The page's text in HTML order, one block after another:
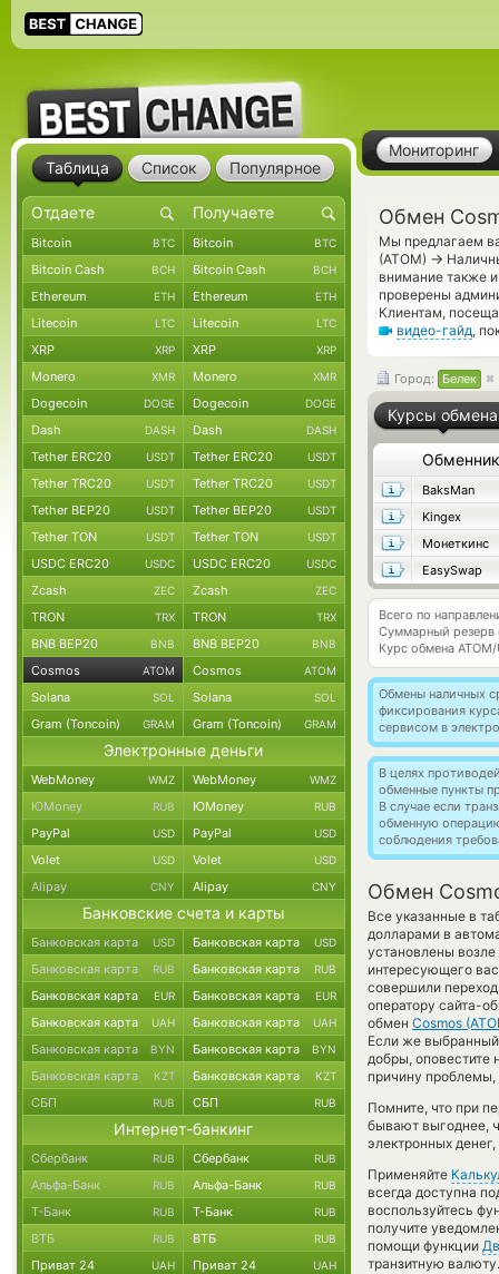
Мониторинг
Обмен
Мы предлагаем
(ATOM) →
внимание также
проверены
Клиентам,
видео-гайд,
Город: Белек
Курсы обмена
Обменник
BaksMan
Kingex
Монеткинс
EasySwap
Всего по
Суммарный резерв
Курс обмена
Обмены наличных
фиксирования
сервисом в
В целях
обменные пункты
В случае если
обменную
соблюдения
Обмен
Все указанные в
долларами в
установлены
интересующего
совершили
оператору сайта-
обмен Cosmos
Если же выбранный
добры,
причину
Помните, что при
бывают выгоднее,
электронных
Применяйте
всегда доступна
воспользуйтесь
получите
помощи функции
транзитную валюту.
Таблица Список Популярное
Bitcoin BTC Bitcoin BTC
Bitcoin Cash BCH Bitcoin Cash BCH
Ethereum ETH Ethereum ETH
Litecoin LTC Litecoin LTC
XRP XRP XRP XRP
Monero XMR Monero XMR
Dogecoin DOGE Dogecoin DOGE
Dash DASH Dash DASH
Tether ERC20 USDT Tether ERC20 USDT
Tether TRC20 USDT Tether TRC20 USDT
Tether BEP20 USDT Tether BEP20 USDT
Tether TON USDT Tether TON USDT
USDC ERC20 USDC USDC ERC20 USDC
Zcash ZEC Zcash ZEC
TRON TRX TRON TRX
BNB BEP20 BNB BNB BEP20 BNB
Cosmos ATOM Cosmos ATOM
Solana SOL Solana SOL
Gram (Toncoin) GRAM Gram (Toncoin) GRAM
Электронные деньги
WebMoney WMZ WebMoney WMZ
ЮMoney RUB ЮMoney RUB
PayPal USD PayPal USD
Volet USD Volet USD
Alipay CNY Alipay CNY
Банковские счета и карты
Банковская карта USD Банковская карта USD
Банковская карта RUB Банковская карта RUB
Банковская карта EUR Банковская карта EUR
Банковская карта UAH Банковская карта UAH
Банковская карта BYN Банковская карта BYN
Банковская карта KZT Банковская карта KZT
СБП RUB СБП RUB
Интернет-банкинг
Сбербанк RUB Сбербанк RUB
Альфа-Банк RUB Альфа-Банк RUB
Т-Банк RUB Т-Банк RUB
ВТБ RUB ВТБ RUB
Приват 24 UAH Приват 24 UAH